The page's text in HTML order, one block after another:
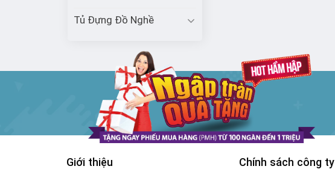
Tủ Đựng Đồ Nghề
Giới thiệu Chính sách công ty